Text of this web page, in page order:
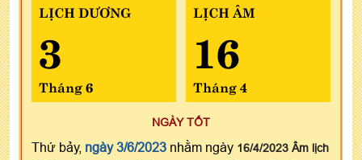
LỊCH DƯƠNG
3
Tháng 6
LỊCH ÂM
16
Tháng 4
NGÀY TỐT
Thứ bảy, ngày 3/6/2023 nhằm ngày 16/4/2023 Âm lịch